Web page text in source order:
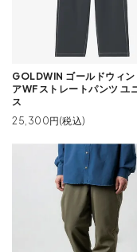
GOLDWIN ゴールドウィン
アWFストレートパンツ ユ
ス
25,300円(税込)